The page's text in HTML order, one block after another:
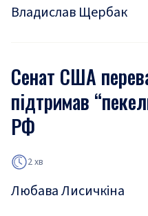
Владислав Щербак
Сенат США
підтримав
РФ
2 хв
Любава Лисичкіна